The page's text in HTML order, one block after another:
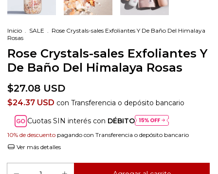
Inicio SALE
Rose Crystals-sales Exfoliantes Y De Baño Del Himalaya
Rosas
Rose Crystals-sales Exfoliantes Y
De Baño Del Himalaya Rosas
$27.08 USD
$24.37 USD con Transferencia o depósito bancario
Cuotas SIN interés con DÉBITO
10% de descuento pagando con Transferencia o depósito bancario
Ver más detalles